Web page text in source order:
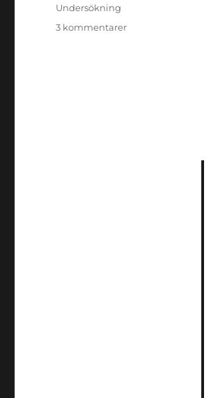
Undersökning
3 kommentarertill